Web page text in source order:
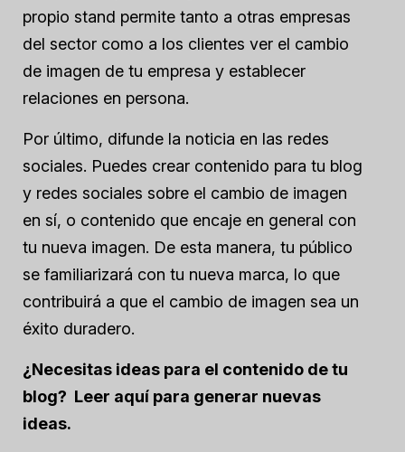
propio stand permite tanto a otras empresas
del sector como a los clientes ver el cambio
de imagen de tu empresa y establecer
relaciones en persona.
Por último, difunde la noticia en las redes
sociales. Puedes crear contenido para tu blog
y redes sociales sobre el cambio de imagen
en sí, o contenido que encaje en general con
tu nueva imagen. De esta manera, tu público
se familiarizará con tu nueva marca, lo que
contribuirá a que el cambio de imagen sea un
éxito duradero.
¿Necesitas ideas para el contenido de tu
blog? Leer aquí para generar nuevas
ideas.